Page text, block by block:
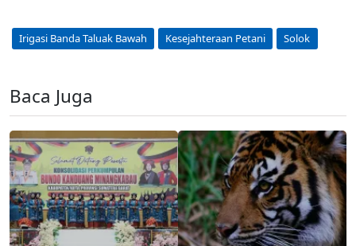
Irigasi Banda Taluak Bawah Kesejahteraan Petani Solok
Baca Juga